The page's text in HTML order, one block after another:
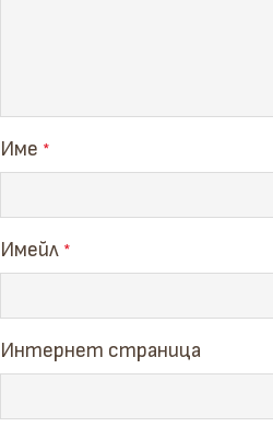
Име *
Имейл *
Интернет страница